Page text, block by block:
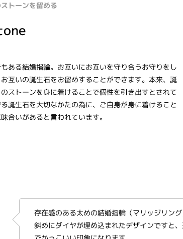
トーンを留める
ある結婚指輪。お互いにお互いを守り合うお守りをし
互いの誕生石をお留めすることができます。本来、誕
ストーンを身に着けることで個性を引き出すとされて
誕生石を大切なかたの為に、ご自身が身に着けること
合いがあると言われています。
存在感のある太めの結婚指輪（マリッジリング
斜めにダイヤが埋め込まれたデザインですと